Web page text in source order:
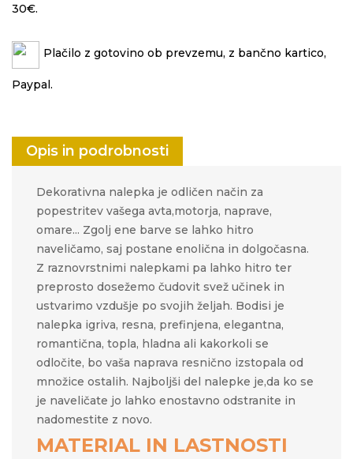
30€.
Plačilo z gotovino ob prevzemu, z bančno kartico,
Paypal.
Opis in podrobnosti
Dekorativna nalepka je odličen način za
popestritev vašega avta,motorja, naprave,
omare... Zgolj ene barve se lahko hitro
naveličamo, saj postane enolična in dolgočasna.
Z raznovrstnimi nalepkami pa lahko hitro ter
preprosto dosežemo čudovit svež učinek in
ustvarimo vzdušje po svojih željah.​​ Bodisi je
nalepka igriva, resna, prefinjena, elegantna,
romantična, topla, hladna ali kakorkoli se
odločite, bo vaša naprava resnično izstopala od
množice ostalih. Najboljši del nalepke je,da ko se
je naveličate jo lahko enostavno odstranite in
nadomestite z novo.
MATERIAL IN LASTNOSTI